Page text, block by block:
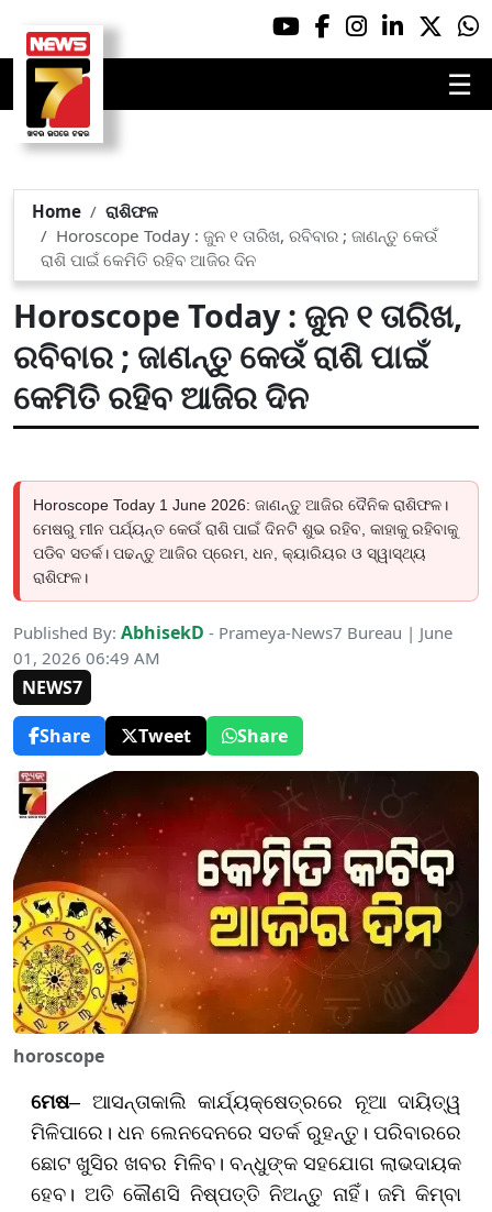
☰
Home
ରାଶିଫଳ
Horoscope Today : ଜୁନ ୧ ତାରିଖ, ରବିବାର ; ଜାଣନ୍ତୁ କେଉଁ
ରାଶି ପାଇଁ କେମିତି ରହିବ ଆଜିର ଦିନ
Horoscope Today : ଜୁନ ୧ ତାରିଖ,
ରବିବାର ; ଜାଣନ୍ତୁ କେଉଁ ରାଶି ପାଇଁ
କେମିତି ରହିବ ଆଜିର ଦିନ
Horoscope Today 1 June 2026: ଜାଣନ୍ତୁ ଆଜିର ଦୈନିକ ରାଶିଫଳ।
ମେଷରୁ ମୀନ ପର୍ଯ୍ୟନ୍ତ କେଉଁ ରାଶି ପାଇଁ ଦିନଟି ଶୁଭ ରହିବ, କାହାକୁ ରହିବାକୁ
ପଡିବ ସତର୍କ। ପଢନ୍ତୁ ଆଜିର ପ୍ରେମ, ଧନ, କ୍ୟାରିୟର ଓ ସ୍ୱାସ୍ଥ୍ୟ
ରାଶିଫଳ।
Published By: AbhisekD - Prameya-News7 Bureau | June
01, 2026 06:49 AM
NEWS7
Share
Tweet Share
horoscope
ମେଷ– ଆସନ୍ତାକାଲି କାର୍ଯ୍ୟକ୍ଷେତ୍ରରେ ନୂଆ ଦାୟିତ୍ୱ
ମିଳିପାରେ। ଧନ ଲେନଦେନରେ ସତର୍କ ରୁହନ୍ତୁ। ପରିବାରରେ
ଛୋଟ ଖୁସିର ଖବର ମିଳିବ। ବନ୍ଧୁଙ୍କ ସହଯୋଗ ଲାଭଦାୟକ
ହେବ। ଅତି କୌଣସି ନିଷ୍ପତ୍ତି ନିଅନ୍ତୁ ନାହିଁ। ଜମି କିମ୍ବା